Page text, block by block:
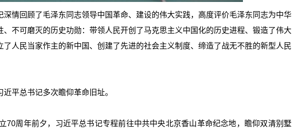
深情回顾了毛泽东同志领导中国革命、建设的伟大实践，高度评价毛泽东同志为中华
、不可磨灭的历史功勋：带领人民开创了马克思主义中国化的历史进程、锻造了伟大
了人民当家作主的新中国、创建了先进的社会主义制度、缔造了战无不胜的新型人民
平总书记多次瞻仰革命旧址。
70周年前夕，习近平总书记专程前往中共中央北京香山革命纪念地，瞻仰双清别墅